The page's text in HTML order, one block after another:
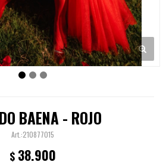
BAENA - ROJO
210877015
$ 38.900